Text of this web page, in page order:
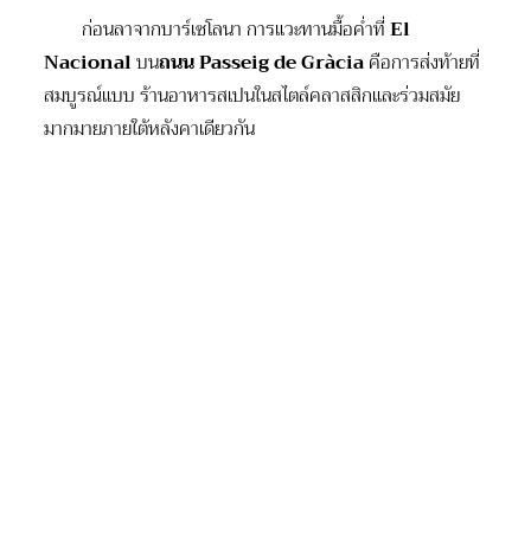
ก่อนลาจากบาร์เซโลนา การแวะทานมื้อค่ำที่El
NacionalบนถนนPasseig de Gràciaคือการส่งท้ายที่
สมบูรณ์แบบ ร้านอาหารสเปนในสไตล์คลาสสิกและร่วมสมัย
มากมายภายใต้หลังคาเดียวกัน